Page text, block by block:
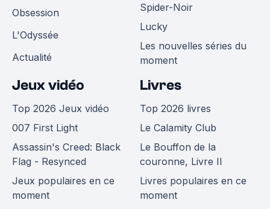
Obsession
L'Odyssée
Actualité
Spider-Noir
Lucky
Les nouvelles séries du
moment
Jeux vidéo
Top 2026 Jeux vidéo
007 First Light
Assassin's Creed: Black
Flag - Resynced
Jeux populaires en ce
moment
Livres
Top 2026 livres
Le Calamity Club
Le Bouffon de la
couronne, Livre II
Livres populaires en ce
moment